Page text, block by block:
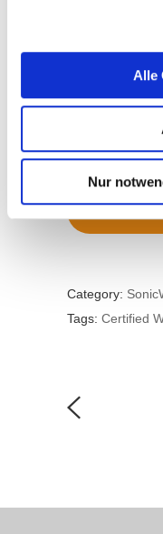
Cookies, wenn Sie
Alle
Nur
wird in
Category:
Tags: Certified